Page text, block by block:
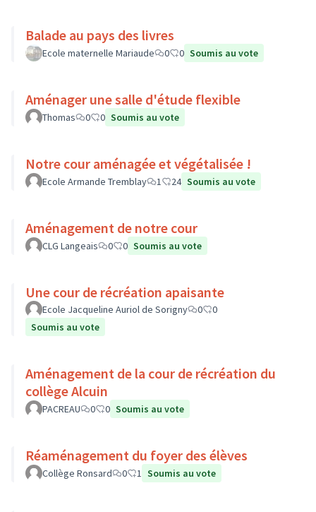
Balade au pays des livres
Ecole maternelle Mariaude 0 0 Soumis au vote
Aménager une salle d'étude flexible
Thomas 0 0 Soumis au vote
Notre cour aménagée et végétalisée !
Ecole Armande Tremblay 1 24 Soumis au vote
Aménagement de notre cour
CLG Langeais 0 0 Soumis au vote
Une cour de récréation apaisante
Ecole Jacqueline Auriol de Sorigny 0
0
Soumis au vote
Aménagement de la cour de récréation du
collège Alcuin
PACREAU 0 0 Soumis au vote
Réaménagement du foyer des élèves
Collège Ronsard 0 1 Soumis au vote